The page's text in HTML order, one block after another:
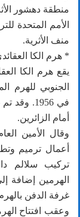
منطقة دهشور
الأمم المتحدة
منف الأثرية.
* هرم الكا
الجنوبي للهرم
في 1956.
أمام الزائرين.
وقال الأمين
أعمال ترميم
تركيب سلالم
الهرمين إضافة
غرفة الدفن
وعقب افتتاح